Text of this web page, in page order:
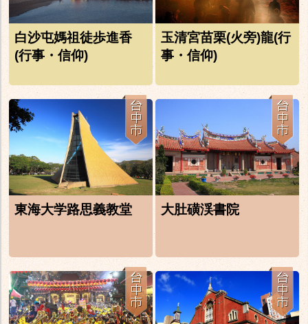
白沙屯媽祖徒歩進香
(行事・信仰)
玉清宮苗栗(火旁)龍(行
事・信仰)
東海大学路思義教堂 大肚磺渓書院